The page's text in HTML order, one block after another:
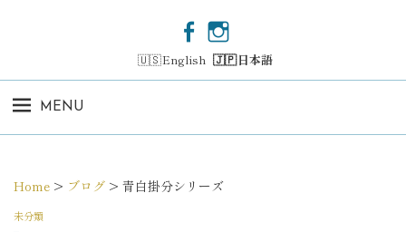
c
e
o
s
t
r
English 日本語
MENU
Home > ブログ > 青白掛分シリーズ
未分類